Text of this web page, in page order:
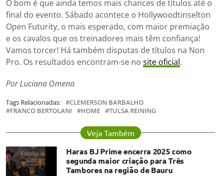
O bom é que ainda temos mais chances de títulos até o
final do evento. Sábado acontece o Hollywoodtinselton
Open Futurity, o mais esperado, com maior premiação
e os cavalos que os treinadores mais têm confiança!
Vamos torcer! Há também disputas de títulos na Non
Pro. Os resultados encontram-se no site oficial.
Por Luciana Omena
Tags Relacionadas:
CLEMERSON BARBALHO
FRANCO BERTOLANI
HOME TULSA REINING
Veja Também
Haras BJ Prime encerra 2025 como
segunda maior criação para Três
Tambores na região de Bauru